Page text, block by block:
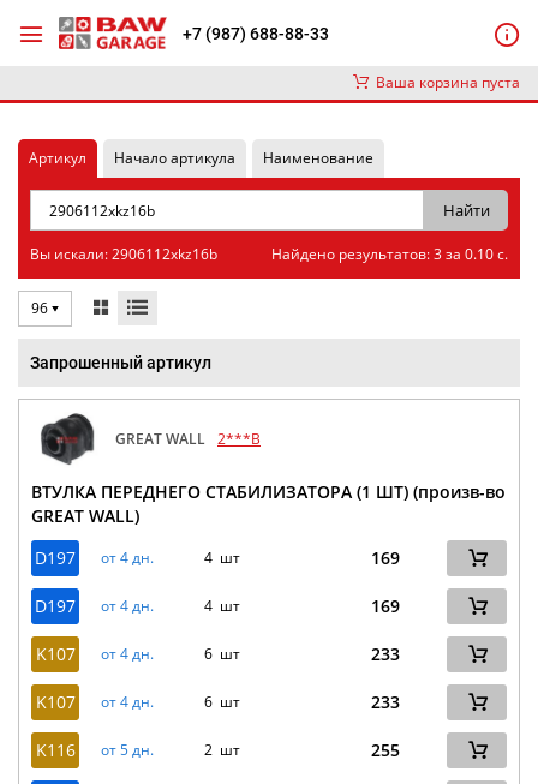
+7 (987) 688-88-33
Ваша корзина пуста
Артикул Начало артикула Наименование
Вы искали: 2906112xkz16b Найдено результатов: 3 за 0.10 с.
96
Запрошенный артикул
GREAT WALL 2***B
ВТУЛКА ПЕРЕДНЕГО СТАБИЛИЗАТОРА (1 ШТ) (произв-во
GREAT WALL)
D197
от 4 дн. 4 шт 169
D197 от 4 дн. 4 шт 169
K107 от 4 дн. 6 шт 233
K107 от 4 дн. 6 шт 233
K116 от 5 дн. 2 шт 255